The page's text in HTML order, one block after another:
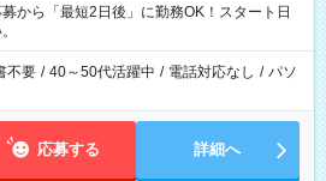
さい！
ら「最短2日後」に勤務OK！スタート日
不要 / 40～50代活躍中 / 電話対応なし / パソ
応募する 詳細へ